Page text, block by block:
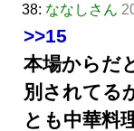
38: ななしさん
>>15
本場からだ
別されてる
とも中華料